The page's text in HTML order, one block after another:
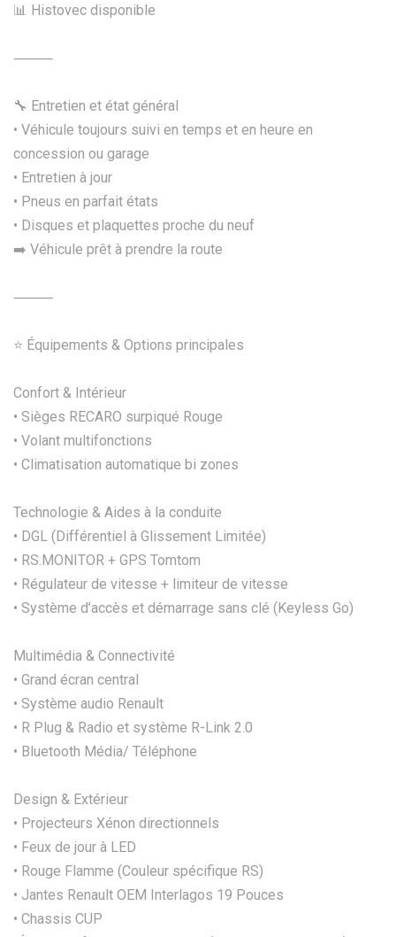
📊 Histovec disponible
⸻
🔧 Entretien et état général
• Véhicule toujours suivi en temps et en heure en
concession ou garage
• Entretien à jour
• Pneus en parfait états
• Disques et plaquettes proche du neuf
➡️ Véhicule prêt à prendre la route
⸻
⭐ Équipements & Options principales
Confort & Intérieur
• Sièges RECARO surpiqué Rouge
• Volant multifonctions
• Climatisation automatique bi zones
Technologie & Aides à la conduite
• DGL (Différentiel à Glissement Limitée)
• RS.MONITOR + GPS Tomtom
• Régulateur de vitesse + limiteur de vitesse
• Système d’accès et démarrage sans clé (Keyless Go)
Multimédia & Connectivité
• Grand écran central
• Système audio Renault
• R Plug & Radio et système R-Link 2.0
• Bluetooth Média/ Téléphone
Design & Extérieur
• Projecteurs Xénon directionnels
• Feux de jour à LED
• Rouge Flamme (Couleur spécifique RS)
• Jantes Renault OEM Interlagos 19 Pouces
• Chassis CUP